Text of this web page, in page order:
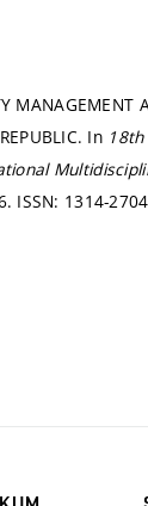
MANAGEMENT
In
ISSN: 1314-